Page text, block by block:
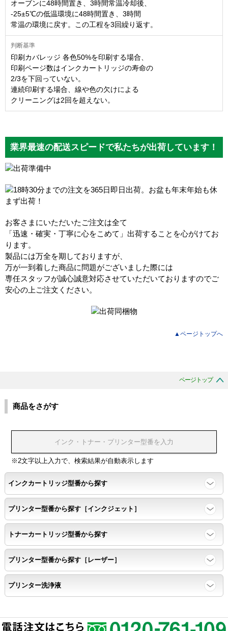
オーブンに48時間置き、3時間常温冷却後、
-25±5℃の低温環境に48時間置き、3時間
常温の環境に戻す。この工程を3回繰り返す。
印刷カバレッジ 各色50%を印刷する場合、
印刷ページ数はインクカートリッジの寿命の
2/3を下回っていない。
連続印刷する場合、線や色の欠けによる
クリーニングは2回を超えない。
業界最速の配送スピードで私たちが出荷しています！
お客さまにいただいたご注文は全て
「迅速・確実・丁寧に心をこめて」出荷することを心がけてお
ります。
製品には万全を期しておりますが、
万が一到着した商品に問題がございました際には
専任スタッフが誠心誠意対応させていただいておりますのでご
安心の上ご注文ください。
▲ページトップへ
ページトップ
商品をさがす
※2文字以上入力で、検索結果が自動表示します
インクカートリッジ型番から探す
プリンター型番から探す［インクジェット］
トナーカートリッジ型番から探す
プリンター型番から探す［レーザー］
プリンター洗浄液